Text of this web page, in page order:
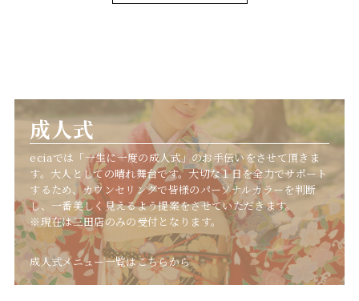
成人式
eciaでは「一生に一度の成人式」のお手伝いをさせて頂きま
す。大人としての晴れ舞台です。大切な１日を全力でサポート
するため、カウンセリングで皆様のパーソナルカラーを判断
し、一番美しく見えるよう提案をさせていただきます。
※現在は三田店のみの受付となります。
成人式メニュー一覧はこちらから